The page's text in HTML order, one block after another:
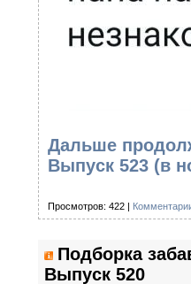
Дальше
Выпуск 523 (в
Просмотров: 422 |
Подборка
Выпуск 520